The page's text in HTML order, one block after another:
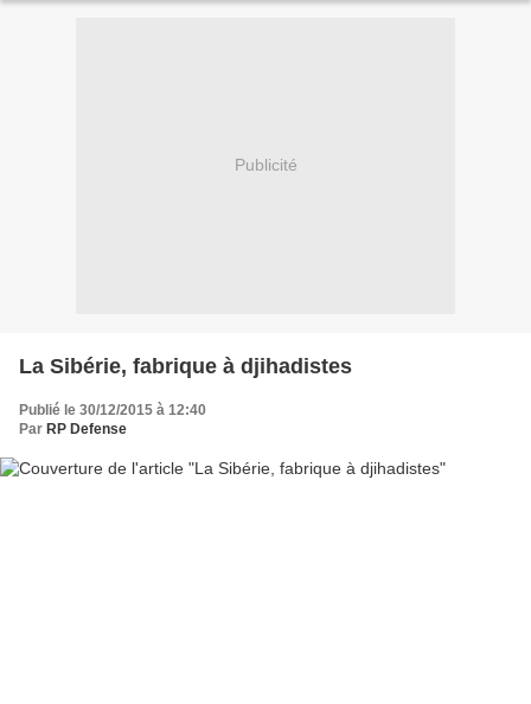
Publicité
La Sibérie, fabrique à djihadistes
Publié le 30/12/2015 à 12:40
Par RP Defense